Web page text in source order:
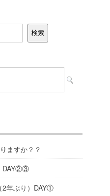
検索
ますか？？
DAY②③
2年ぶり）DAY①